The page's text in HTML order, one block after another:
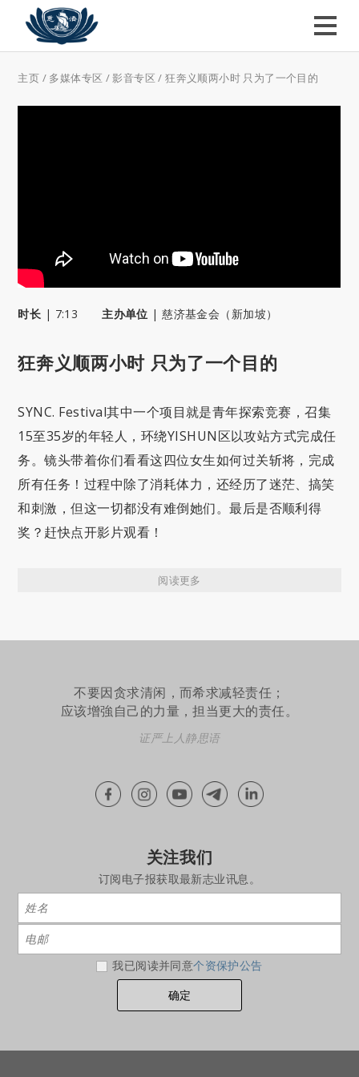
主页 / 多媒体专区 /影音专区 /狂奔义顺两小时 只为了一个目的
时长 | 7:13 主办单位 |慈济基金会（新加坡）
狂奔义顺两小时 只为了一个目的
SYNC. Festival其中一个项目就是青年探索竞赛，召集
15至35岁的年轻人，环绕YISHUN区以攻站方式完成任
务。镜头带着你们看看这四位女生如何过关斩将，完成
所有任务！过程中除了消耗体力，还经历了迷茫、搞笑
和刺激，但这一切都没有难倒她们。最后是否顺利得
奖？赶快点开影片观看！
阅读更多
不要因贪求清闲，而希求减轻责任；
应该增強自己的力量，担当更大的责任。
证严上人静思语
关注我们
订阅电子报获取最新志业讯息。
我已阅读并同意个资保护公告